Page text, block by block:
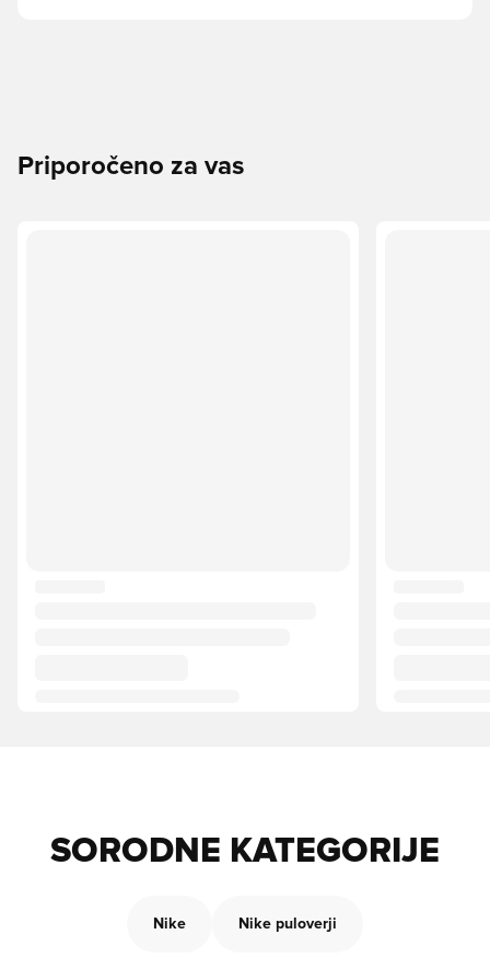
Priporočeno za vas
SORODNE KATEGORIJE
Nike Nike puloverji